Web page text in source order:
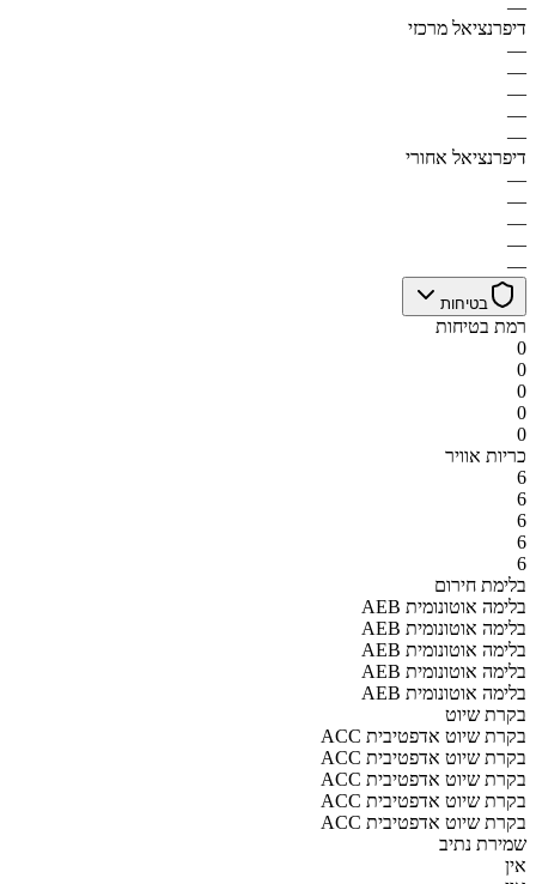
—
דיפרנציאל מרכזי
—
—
—
—
—
דיפרנציאל אחורי
—
—
—
—
—
בטיחות
רמת בטיחות
0
0
0
0
0
כריות אוויר
6
6
6
6
6
בלימת חירום
AEB בלימה אוטונומית
AEB בלימה אוטונומית
AEB בלימה אוטונומית
AEB בלימה אוטונומית
AEB בלימה אוטונומית
בקרת שיוט
ACC בקרת שיוט אדפטיבית
ACC בקרת שיוט אדפטיבית
ACC בקרת שיוט אדפטיבית
ACC בקרת שיוט אדפטיבית
ACC בקרת שיוט אדפטיבית
שמירת נתיב
אין